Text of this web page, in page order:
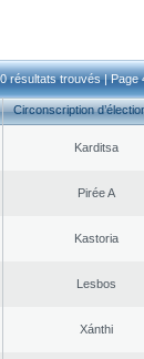
résultats trouvés | Page
Circonscription
Karditsa
Pirée A
Kastoria
Lesbos
Xánthi